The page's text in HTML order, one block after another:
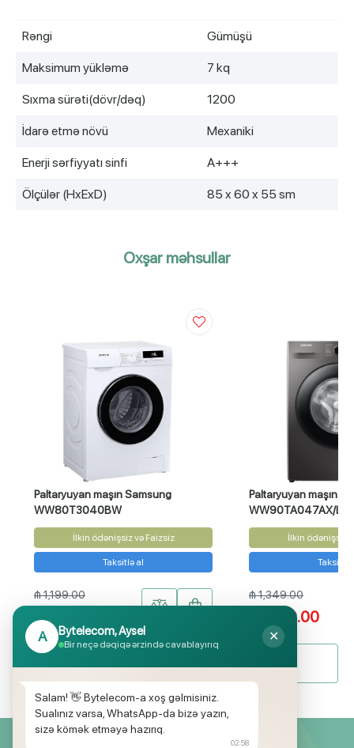
Rəngi Gümüşü
Maksimum yükləmə 7 kq
Sıxma sürəti(dövr/dəq) 1200
İdarə etmə növü Mexaniki
Enerji sərfiyyatı sinfi A+++
Ölçülər (HxExD) 85 x 60 x 55 sm
Oxşar məhsullar
Paltaryuyan maşın Samsung
WW80T3040BW
İlkin ödənişsiz və Faizsiz
Taksitlə al
₼ 1,199.00
₼ 799.00
Paltaryuyan maşın
WW90TA047AX/LP
İlkin ödənişsiz
Taksitlə
₼ 1,349.00
₼ 1,199.00
A Bytelecom, Aysel
Bir neçə dəqiqə ərzində cavablayırıq
✕
Salam! 👋 Bytelecom-a xoş gəlmisiniz.
Sualınız varsa, WhatsApp-da bizə yazın,
sizə kömək etməyə hazırıq.
02:58